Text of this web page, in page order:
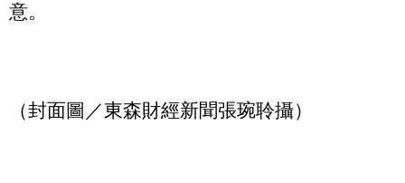
意。
（封面圖／東森財經新聞張琬聆攝）